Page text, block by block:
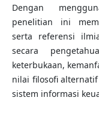
Dengan
penelitian ini
serta referensi
secara
keterbukaan,
nilai filosofi
sistem informasi